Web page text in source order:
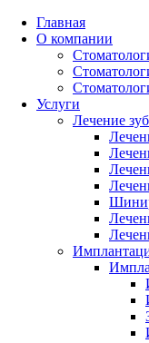
Главная
О компании
Услуги
Лечение